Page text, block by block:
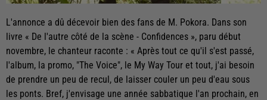
L'annonce a dû décevoir bien des fans de M. Pokora. Dans son
livre « De l'autre côté de la scène - Confidences », paru début
novembre, le chanteur raconte : « Après tout ce qu'il s'est passé,
l'album, la promo, "The Voice", le My Way Tour et tout, j'ai besoin
de prendre un peu de recul, de laisser couler un peu d'eau sous
les ponts. Bref, j'envisage une année sabbatique l'an prochain, en